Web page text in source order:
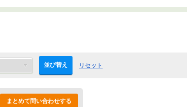
並び替え リセット
まとめて問い合わせする